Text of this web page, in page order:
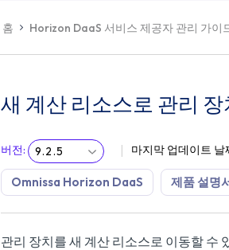
홈 Horizon DaaS 서비스 제공자 관리 가이
새 계산 리소스로 관리 장
버전: 9.2.5 마지막 업데이트 날
Omnissa Horizon DaaS 제품 설명
관리 장치를 새 계산 리소스로 이동할 수